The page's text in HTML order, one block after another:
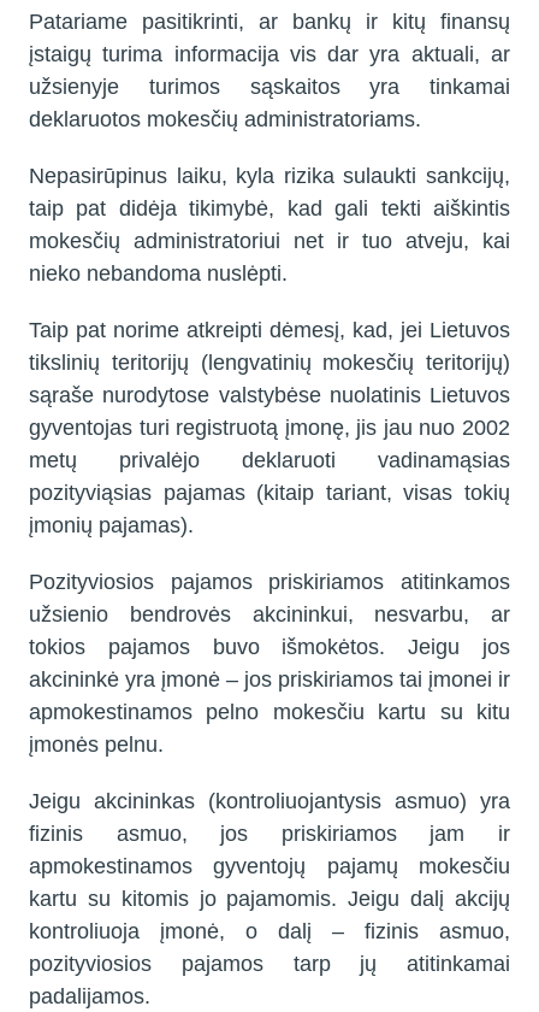
Patariame pasitikrinti, ar bankų ir kitų finansų
įstaigų turima informacija vis dar yra aktuali, ar
užsienyje turimos sąskaitos yra tinkamai
deklaruotos mokesčių administratoriams.
Nepasirūpinus laiku, kyla rizika sulaukti sankcijų,
taip pat didėja tikimybė, kad gali tekti aiškintis
mokesčių administratoriui net ir tuo atveju, kai
nieko nebandoma nuslėpti.
Taip pat norime atkreipti dėmesį, kad, jei Lietuvos
tikslinių teritorijų (lengvatinių mokesčių teritorijų)
sąraše nurodytose valstybėse nuolatinis Lietuvos
gyventojas turi registruotą įmonę, jis jau nuo 2002
metų privalėjo deklaruoti vadinamąsias
pozityviąsias pajamas (kitaip tariant, visas tokių
įmonių pajamas).
Pozityviosios pajamos priskiriamos atitinkamos
užsienio bendrovės akcininkui, nesvarbu, ar
tokios pajamos buvo išmokėtos. Jeigu jos
akcininkė yra įmonė – jos priskiriamos tai įmonei ir
apmokestinamos pelno mokesčiu kartu su kitu
įmonės pelnu.
Jeigu akcininkas (kontroliuojantysis asmuo) yra
fizinis asmuo, jos priskiriamos jam ir
apmokestinamos gyventojų pajamų mokesčiu
kartu su kitomis jo pajamomis. Jeigu dalį akcijų
kontroliuoja įmonė, o dalį ‒ fizinis asmuo,
pozityviosios pajamos tarp jų atitinkamai
padalijamos.